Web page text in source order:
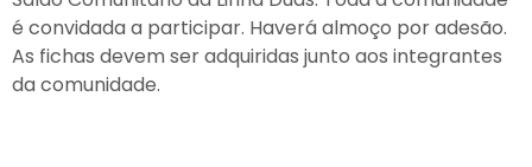
é convidada a participar. Haverá almoço por adesão.
As fichas devem ser adquiridas junto aos integrantes
da comunidade.